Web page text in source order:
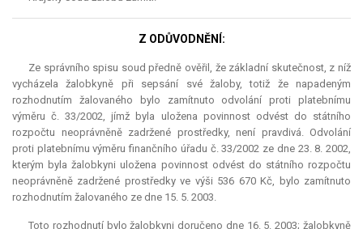
Z ODŮVODNĚNÍ:
Ze správního spisu soud předně ověřil, že základní skutečnost, z níž
vycházela žalobkyně při sepsání své žaloby, totiž že napadeným
rozhodnutím žalovaného bylo zamítnuto odvolání proti platebnímu
výměru č. 33/2002, jímž byla uložena povinnost odvést do státního
rozpočtu neoprávněně zadržené prostředky, není pravdivá. Odvolání
proti platebnímu výměru finančního úřadu č. 33/2002 ze dne 23. 8. 2002,
kterým byla žalobkyni uložena povinnost odvést do státního rozpočtu
neoprávněně zadržené prostředky ve výši 536 670 Kč, bylo zamítnuto
rozhodnutím žalovaného ze dne 15. 5. 2003.
Toto rozhodnutí bylo žalobkyni doručeno dne 16. 5. 2003; žalobkyně